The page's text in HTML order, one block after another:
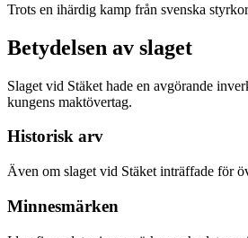
Trots en ihärdig kamp från svenska
Betydelsen av slaget
Slaget vid Stäket hade en avgörande
kungens maktövertag.
Historisk arv
Även om slaget vid Stäket inträffade för
Minnesmärken